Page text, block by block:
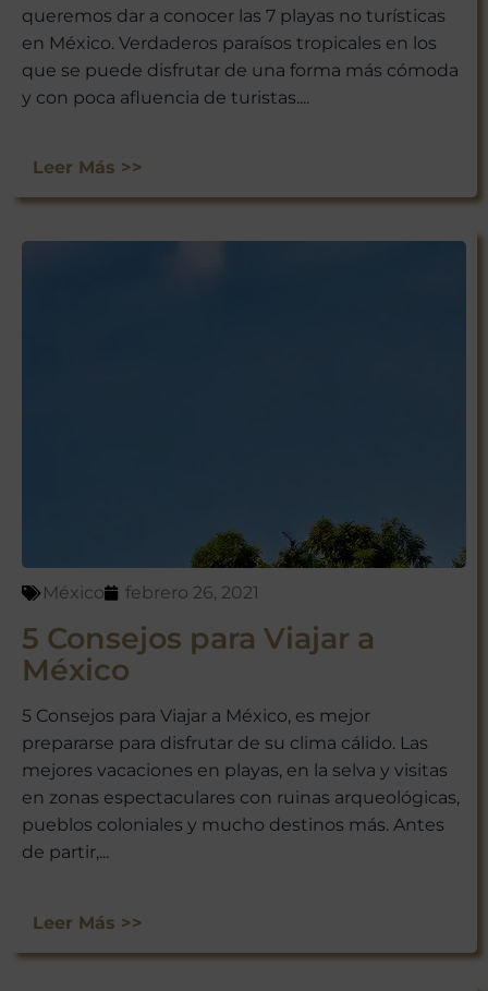
queremos dar a conocer las 7 playas no turísticas
en México. Verdaderos paraísos tropicales en los
que se puede disfrutar de una forma más cómoda
y con poca afluencia de turistas....
Leer Más >>
México febrero 26, 2021
5 Consejos para Viajar a
México
5 Consejos para Viajar a México, es mejor
prepararse para disfrutar de su clima cálido. Las
mejores vacaciones en playas, en la selva y visitas
en zonas espectaculares con ruinas arqueológicas,
pueblos coloniales y mucho destinos más. Antes
de partir,...
Leer Más >>